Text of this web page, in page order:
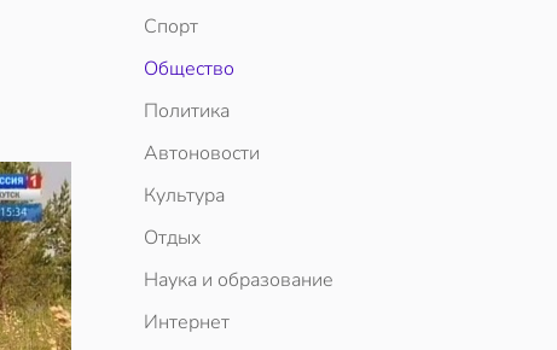
Спорт
Общество
Политика
Автоновости
Культура
Отдых
Наука и образование
Интернет